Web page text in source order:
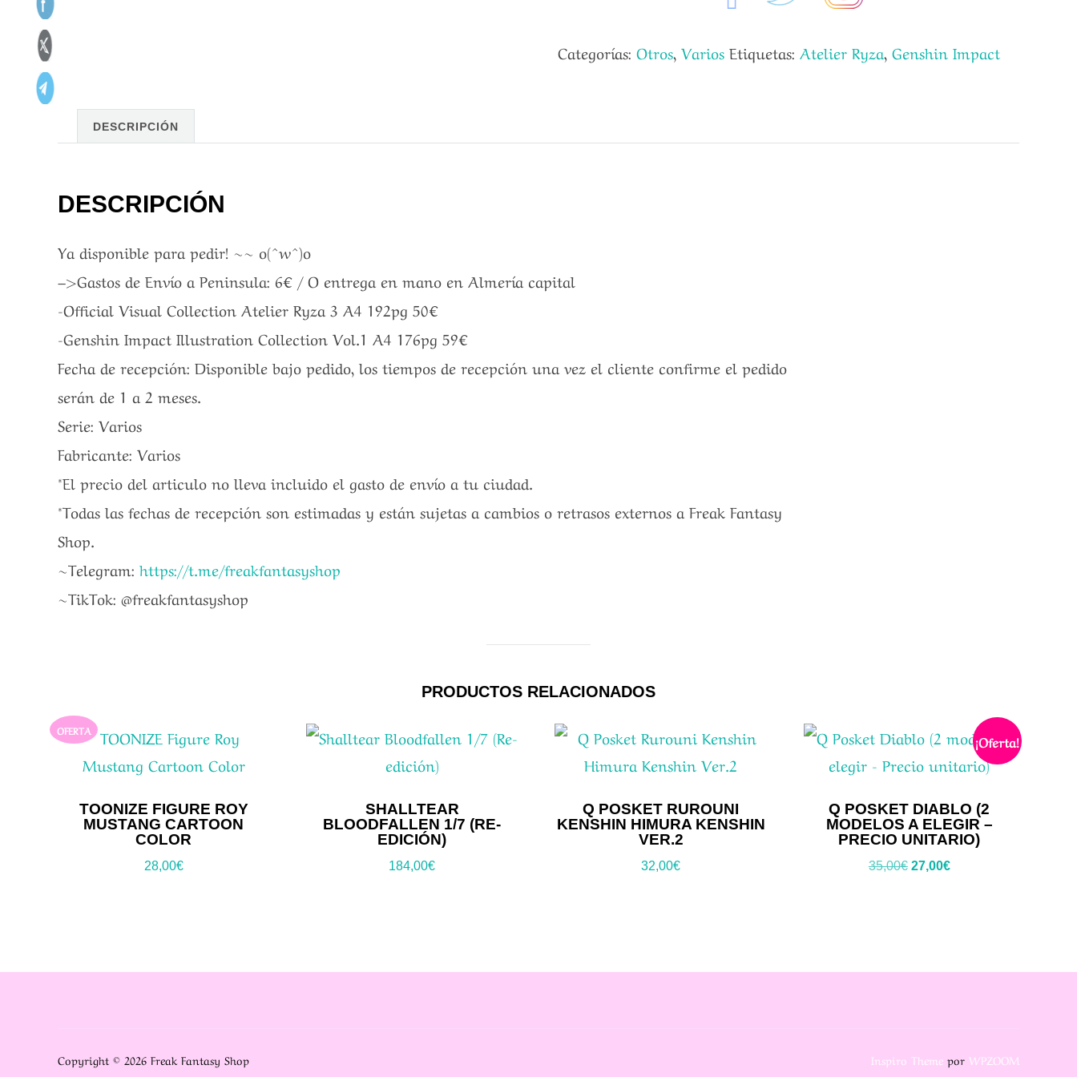
Categorías: Otros, Varios Etiquetas: Atelier Ryza, Genshin Impact
DESCRIPCIÓN
DESCRIPCIÓN
Ya disponible para pedir! ~~ o(^w^)o
–>Gastos de Envío a Peninsula: 6€ / O entrega en mano en Almería capital
-Official Visual Collection Atelier Ryza 3 A4 192pg 50€
-Genshin Impact Illustration Collection Vol.1 A4 176pg 59€
Fecha de recepción: Disponible bajo pedido, los tiempos de recepción una vez el cliente confirme el pedido
serán de 1 a 2 meses.
Serie: Varios
Fabricante: Varios
*El precio del articulo no lleva incluido el gasto de envío a tu ciudad.
*Todas las fechas de recepción son estimadas y están sujetas a cambios o retrasos externos a Freak Fantasy
Shop.
~Telegram: https://t.me/freakfantasyshop
~TikTok: @freakfantasyshop
PRODUCTOS RELACIONADOS
OFERTA
TOONIZE FIGURE ROY
MUSTANG CARTOON
COLOR
28,00€
SHALLTEAR
BLOODFALLEN 1/7 (RE-
EDICIÓN)
184,00€
Q POSKET RUROUNI
KENSHIN HIMURA KENSHIN
VER.2
32,00€
¡Oferta!
Q POSKET DIABLO (2
MODELOS A ELEGIR –
PRECIO UNITARIO)
35,00€ El
27,00€El
Copyright © 2026 Freak Fantasy Shop Inspiro Theme por WPZOOM